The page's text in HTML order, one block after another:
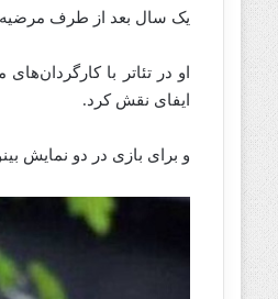
یک سال بعد از طرف
او در تئاتر با
ایفای نقش کرد.
و برای بازی در دو نمایش